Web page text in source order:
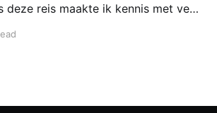
deze reis maakte ik kennis met veel